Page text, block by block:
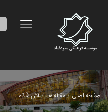
صفحه اصلی مقاله ها آشِ شَدّه